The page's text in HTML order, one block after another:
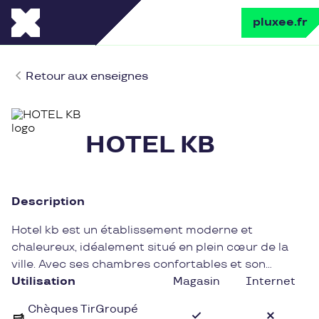
pluxee.fr
Retour aux enseignes
HOTEL KB
Description
Hotel kb est un établissement moderne et
chaleureux, idéalement situé en plein cœur de la
ville. Avec ses chambres confortables et son
service attentionné, cet hotel propose une
Les voyageurs en quête de tranquillité et de
Utilisation Magasin Internet
Chèques TirGroupé